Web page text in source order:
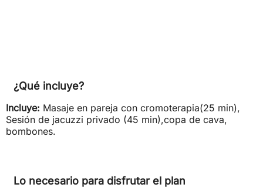
¿Qué incluye?
Incluye: Masaje en pareja con cromoterapia(25 min),
Sesión de jacuzzi privado (45 min),copa de cava,
bombones.
Lo necesario para disfrutar el plan